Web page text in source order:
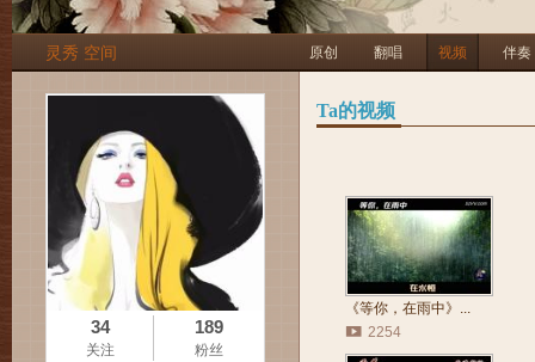
灵秀 空间 原创 翻唱 视频 伴奏
34
关注
189
粉丝
Ta的视频
《等你，在雨中》...
2254